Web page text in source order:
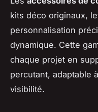
kits déco originaux,
personnalisation
dynamique. Cette
chaque projet en
percutant, adaptable
visibilité.